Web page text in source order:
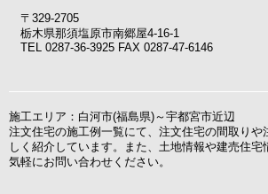
〒329-2705
栃木県那須塩原市南郷屋4-16-1
TEL 0287-36-3925 FAX 0287-47-6146
施工エリア：白河市(福島県)～宇都宮市近辺
注文住宅の施工例一覧にて、注文住宅の間取りや
しく紹介しています。また、土地情報や建売住宅
気軽にお問い合わせください。